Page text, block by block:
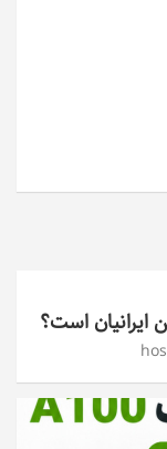
ایرانیان است؟